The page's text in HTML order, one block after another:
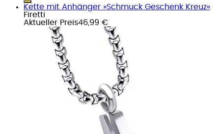
Kette mit Anhänger »Schmuck Geschenk Kreuz«
Firetti
Aktueller Preis46,99 €